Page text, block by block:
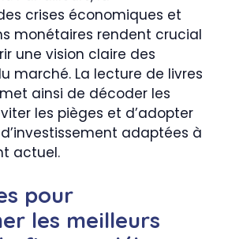
crises économiques et
monétaires rendent crucial
une vision claire des
marché. La lecture de livres
ainsi de décoder les
les pièges et d’adopter
adaptées à
actuel.
pour
les meilleurs